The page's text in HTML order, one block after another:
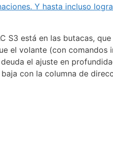
Y hasta incluso
está en las butacas,
el volante (con comandos
el ajuste en
con la columna de